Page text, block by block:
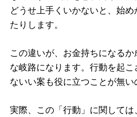
どうせ上手くいかないと、始
たりします。
この違いが、お金持ちになるか
な岐路になります。行動を起
ないい案も役に立つことが無い
実際、この「行動」に関して